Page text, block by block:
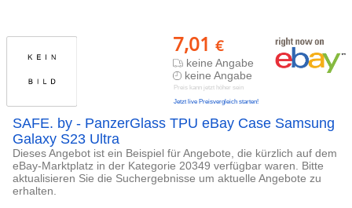
7,01 €
keine Angabe
keine Angabe
Preis kann jetzt höher sein
Jetzt live Preisvergleich starten!
SAFE. by - PanzerGlass TPU eBay Case Samsung
Galaxy S23 Ultra
Dieses Angebot ist ein Beispiel für Angebote, die kürzlich auf dem
eBay-Marktplatz in der Kategorie 20349 verfügbar waren. Bitte
aktualisieren Sie die Suchergebnisse um aktuelle Angebote zu
erhalten.